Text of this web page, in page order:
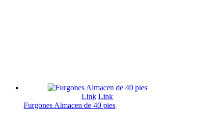
Link Link
Furgones Almacen de 40 pies